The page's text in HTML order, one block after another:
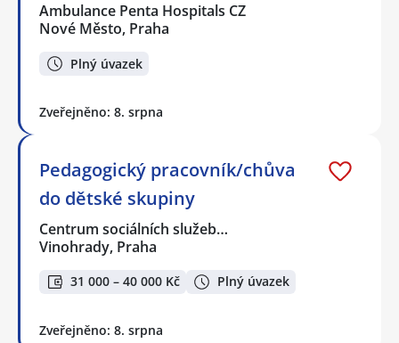
Ambulance Penta Hospitals CZ
Nové Město, Praha
Plný úvazek
Zveřejněno: 8. srpna
Pedagogický pracovník/chůva
do dětské skupiny
Centrum sociálních služeb…
Vinohrady, Praha
31 000 – 40 000 Kč Plný úvazek
Zveřejněno: 8. srpna